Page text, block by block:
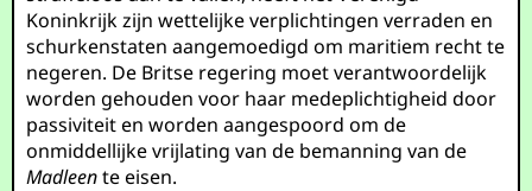
Koninkrijk zijn wettelijke verplichtingen verraden en
schurkenstaten aangemoedigd om maritiem recht te
negeren. De Britse regering moet verantwoordelijk
worden gehouden voor haar medeplichtigheid door
passiviteit en worden aangespoord om de
onmiddellijke vrijlating van de bemanning van de
Madleente eisen.